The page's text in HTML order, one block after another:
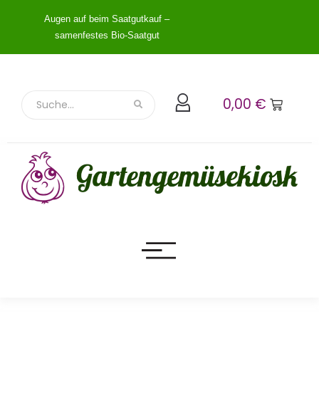
Augen auf beim Saatgutkauf –
samenfestes Bio-Saatgut
0,00 €